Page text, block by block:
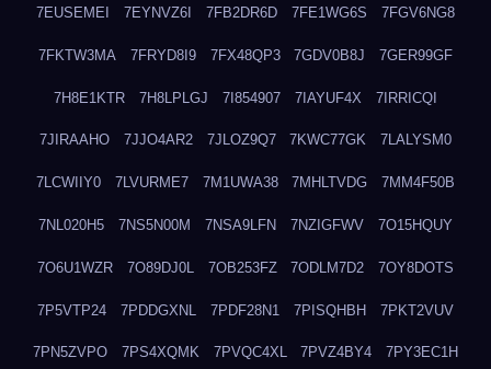
7EUSEMEI 7EYNVZ6I 7FB2DR6D 7FE1WG6S 7FGV6NG8
7FKTW3MA 7FRYD8I9 7FX48QP3 7GDV0B8J 7GER99GF
7H8E1KTR 7H8LPLGJ 7I854907 7IAYUF4X 7IRRICQI
7JIRAAHO 7JJO4AR2 7JLOZ9Q7 7KWC77GK 7LALYSM0
7LCWIIY0 7LVURME7 7M1UWA38 7MHLTVDG 7MM4F50B
7NL020H5 7NS5N00M 7NSA9LFN 7NZIGFWV 7O15HQUY
7O6U1WZR 7O89DJ0L 7OB253FZ 7ODLM7D2 7OY8DOTS
7P5VTP24 7PDDGXNL 7PDF28N1 7PISQHBH 7PKT2VUV
7PN5ZVPO 7PS4XQMK 7PVQC4XL 7PVZ4BY4 7PY3EC1H